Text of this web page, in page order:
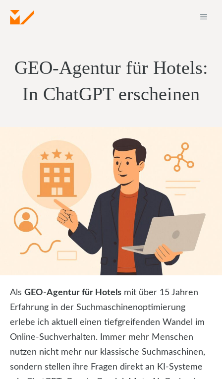
Inhalt
GEO-Agentur für Hotels:
In ChatGPT erscheinen
Als GEO-Agentur für Hotels mit über 15 Jahren
Erfahrung in der Suchmaschinenoptimierung
erlebe ich aktuell einen tiefgreifenden Wandel im
Online-Suchverhalten. Immer mehr Menschen
nutzen nicht mehr nur klassische Suchmaschinen,
sondern stellen ihre Fragen direkt an KI-Systeme